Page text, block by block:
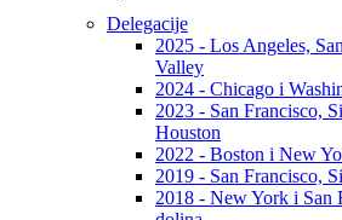
Delegacije
2025 - Los Angeles,
Valley
2024 - Chicago i
2023 - San Francisco,
Houston
2022 - Boston i New
2019 - San Francisco,
2018 - New York i San